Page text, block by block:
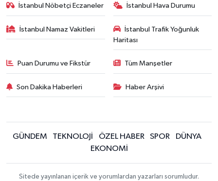
İstanbul Nöbetçi Eczaneler İstanbul Hava Durumu
İstanbul Namaz Vakitleri
İstanbul Trafik Yoğunluk
Haritası
Puan Durumu ve Fikstür Tüm Manşetler
Son Dakika Haberleri Haber Arşivi
GÜNDEM TEKNOLOJİ ÖZEL HABER SPOR
DÜNYA
EKONOMİ
Sitede yayınlanan içerik ve yorumlardan yazarları sorumludur.